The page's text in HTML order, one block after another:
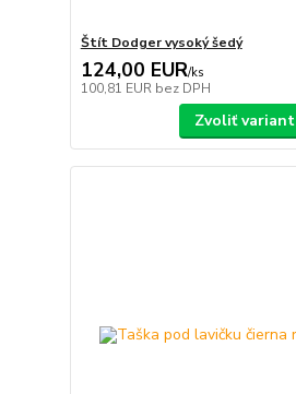
Štít Dodger vysoký šedý
124,00 EUR/ks
100,81 EUR bez DPH
Zvoliť variant